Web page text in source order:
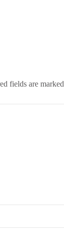
fields are marked